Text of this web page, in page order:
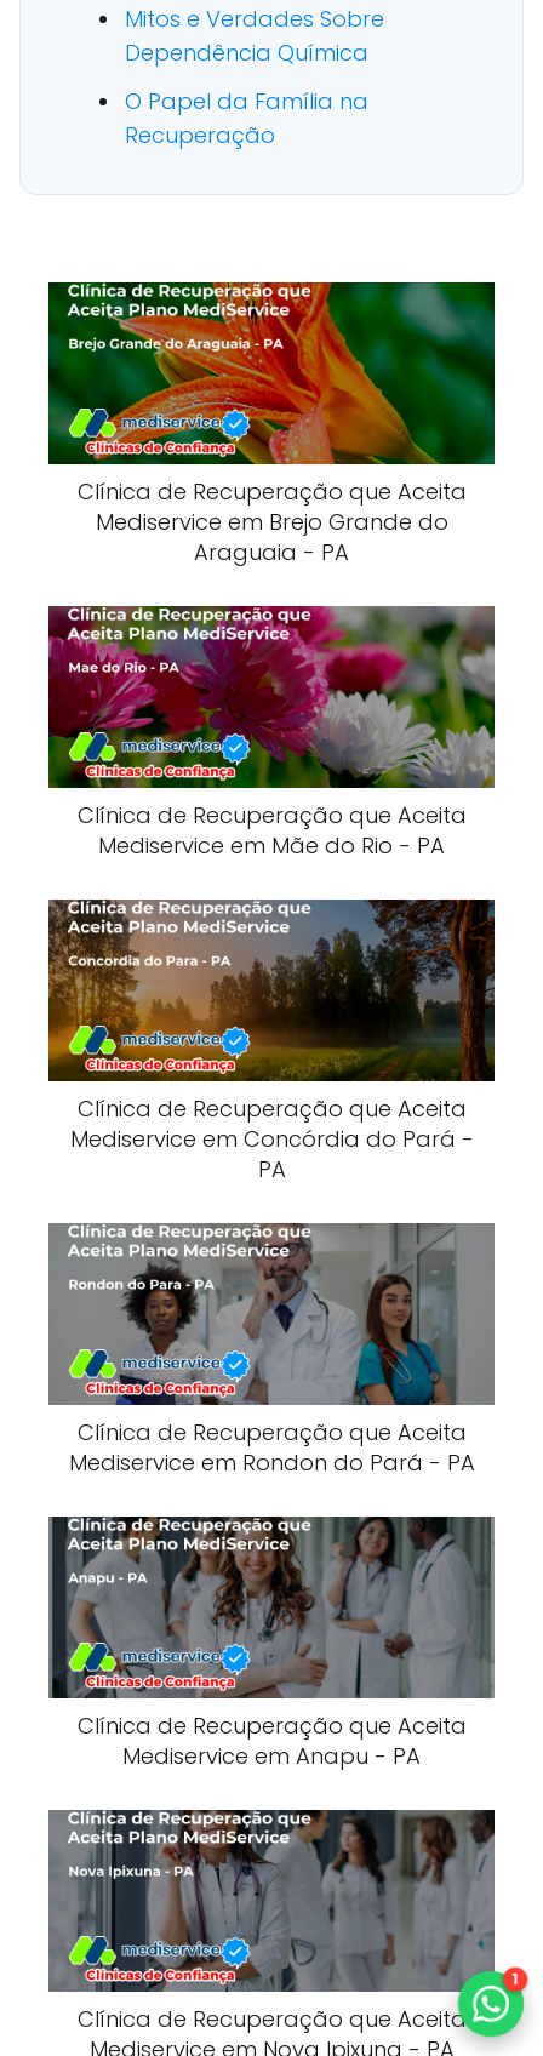
Mitos e Verdades Sobre
Dependência Química
O Papel da Família na
Recuperação
Clínica de Recuperação que Aceita
Mediservice em Brejo Grande do
Araguaia - PA
Clínica de Recuperação que Aceita
Mediservice em Mãe do Rio - PA
Clínica de Recuperação que Aceita
Mediservice em Concórdia do Pará -
PA
Clínica de Recuperação que Aceita
Mediservice em Rondon do Pará - PA
Clínica de Recuperação que Aceita
Mediservice em Anapu - PA
Clínica de Recuperação que Aceita
Mediservice em Nova Ipixuna - PA
1